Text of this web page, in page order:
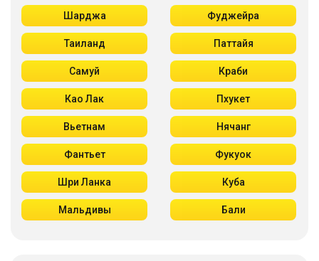
Шарджа Фуджейра
Таиланд Паттайя
Самуй Краби
Као Лак Пхукет
Вьетнам Нячанг
Фантьет Фукуок
Шри Ланка Куба
Мальдивы Бали